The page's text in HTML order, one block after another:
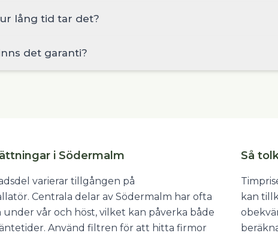
lång tid tar det?
det garanti?
i Södermalm
varierar tillgången på
Centrala delar av Södermalm har ofta
vår och höst, vilket kan påverka både
Använd filtren för att hitta firmor
Så
kan